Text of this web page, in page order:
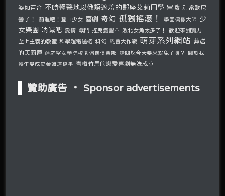
姿如百合 不時輕聲地以俄語遮羞的鄰座艾莉同學 冒險 別當歐尼
醬了！ 前進吧！登山少女 喜劇 奇幻 孤獨搖滾！ 學園偶像大師
少
女樂團 吶喊吧
愛情 戰鬥 搖曳露營△ 敗北女角太多了！
歡迎來到實力
至上主義的教室 科學超電磁砲 科幻 約會大作戰 萌芽系列網站 葬送
的芙莉蓮 蓮之空女學院校園偶像俱樂部 請問您今天要來點兔子嗎？ 關於我
轉生變成史萊姆這檔事 青梅竹馬的戀愛喜劇無法成立
贊助廣告 ‧ Sponsor advertisements